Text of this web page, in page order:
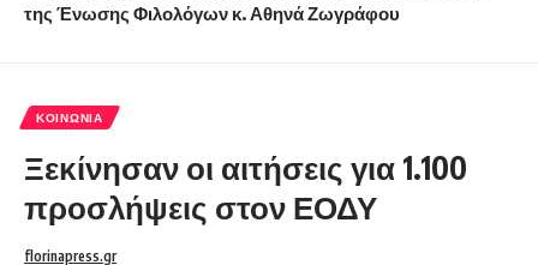
της Ένωσης Φιλολόγων κ. Αθηνά Ζωγράφου
ΚΟΙΝΩΝΊΑ
Ξεκίνησαν οι αιτήσεις για 1.100
προσλήψεις στον ΕΟΔΥ
florinapress.gr